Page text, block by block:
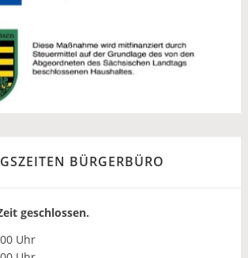
BÜRGERBÜRO
geschlossen.
Uhr